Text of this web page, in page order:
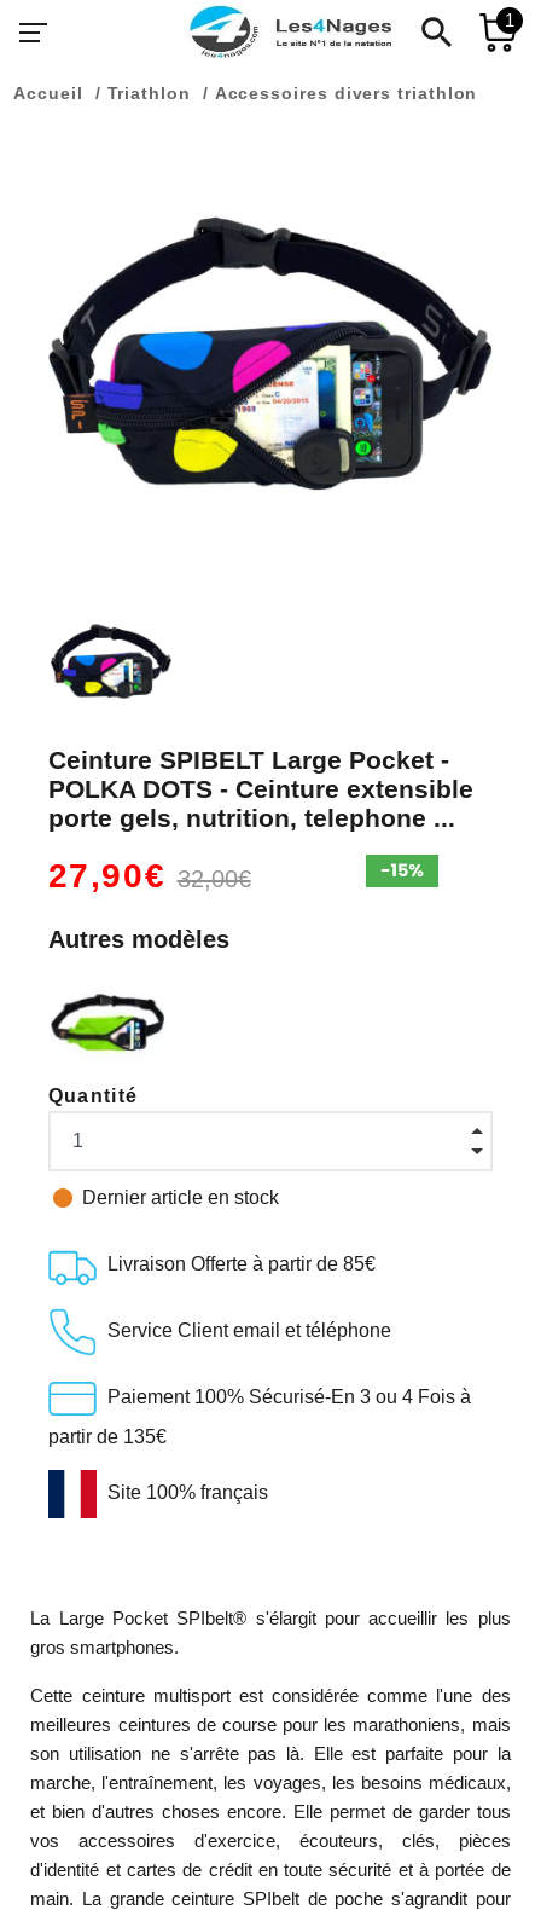
search 1
Accueil Triathlon Accessoires divers triathlon
Ceinture SPIBELT Large Pocket -
POLKA DOTS - Ceinture extensible
porte gels, nutrition, telephone ...
27,90€32,00€
Autres modèles
Quantité
 Dernier article en stock
Livraison Offerte à partir de 85€
Service Client email et téléphone
Paiement 100% Sécurisé-En 3 ou 4 Fois à
partir de 135€
Site 100% français
La Large Pocket SPIbelt® s'élargit pour accueillir les plus
gros smartphones.
Cette ceinture multisport est considérée comme l'une des
meilleures ceintures de course pour les marathoniens, mais
son utilisation ne s'arrête pas là. Elle est parfaite pour la
marche, l'entraînement, les voyages, les besoins médicaux,
et bien d'autres choses encore. Elle permet de garder tous
vos accessoires d'exercice, écouteurs, clés, pièces
d'identité et cartes de crédit en toute sécurité et à portée de
main. La grande ceinture SPIbelt de poche s'agrandit pour